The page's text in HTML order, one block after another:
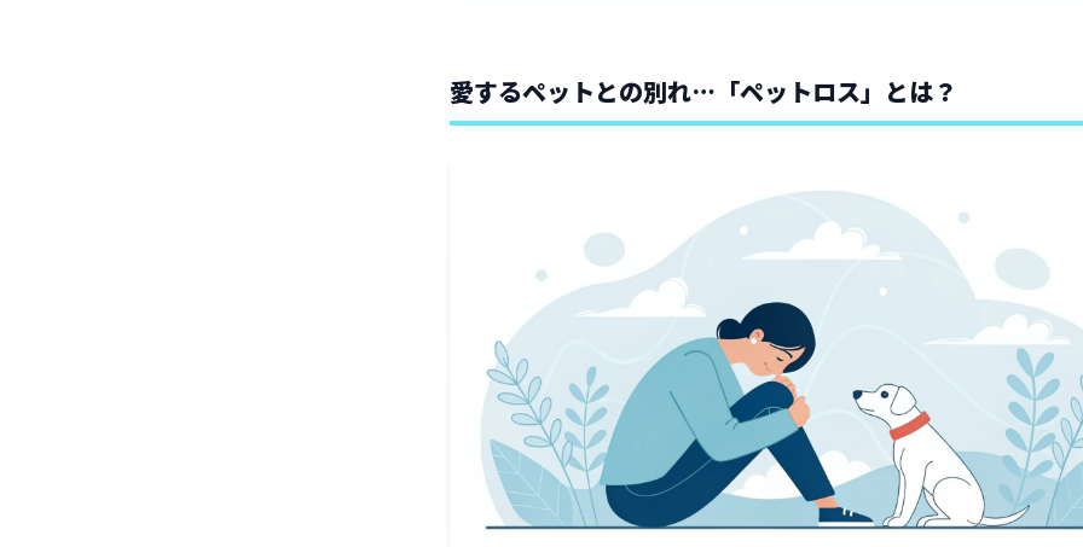
愛するペットとの別れ…「ペットロス」とは？